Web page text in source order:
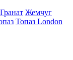
Гранат Жемчуг
Топаз London